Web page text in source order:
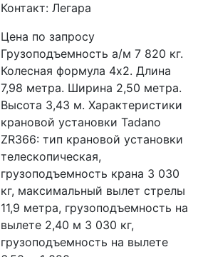
Контакт: Легара
Цена по запросу
Грузоподъемность а/м 7 820 кг.
Колесная формула 4х2. Длина
7,98 метра. Ширина 2,50 метра.
Высота 3,43 м. Характеристики
крановой установки Tadano
ZR366: тип крановой установки
телескопическая,
грузоподъемность крана 3 030
кг, максимальный вылет стрелы
11,9 метра, грузоподъемность на
вылете 2,40 м 3 030 кг,
грузоподъемность на вылете